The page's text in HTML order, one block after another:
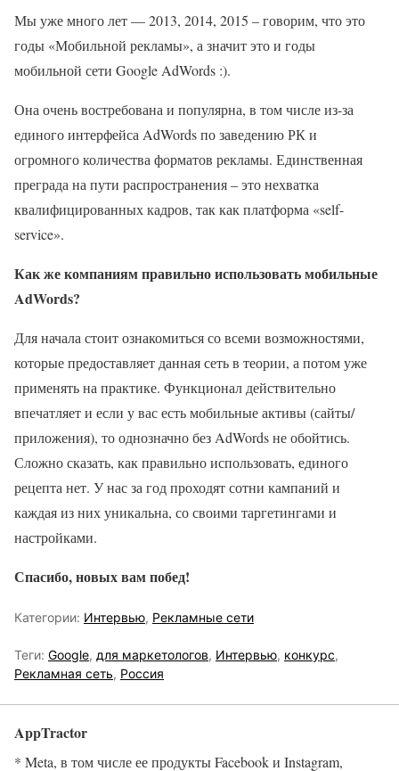
Мы уже много лет — 2013, 2014, 2015 – говорим, что это
годы «Мобильной рекламы», а значит это и годы
мобильной сети Google AdWords :).
Она очень востребована и популярна, в том числе из-за
единого интерфейса AdWords по заведению РК и
огромного количества форматов рекламы. Единственная
преграда на пути распространения – это нехватка
квалифицированных кадров, так как платформа «self-
service».
Как же компаниям правильно использовать мобильные
AdWords?
Для начала стоит ознакомиться со всеми возможностями,
которые предоставляет данная сеть в теории, а потом уже
применять на практике. Функционал действительно
впечатляет и если у вас есть мобильные активы (сайты/
приложения), то однозначно без AdWords не обойтись.
Сложно сказать, как правильно использовать, единого
рецепта нет. У нас за год проходят сотни кампаний и
каждая из них уникальна, со своими таргетингами и
настройками.
Спасибо, новых вам побед!
Категории: Интервью, Рекламные сети
Теги: Google, для маркетологов, Интервью, конкурс,
Рекламная сеть, Россия
AppTractor
* Meta, в том числе ее продукты Facebook и Instagram,